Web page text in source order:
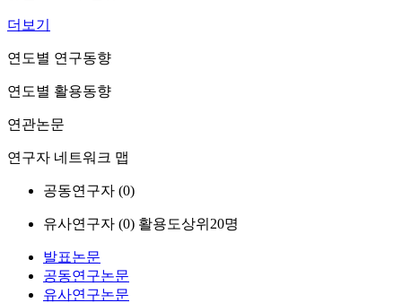
더보기
연도별 연구동향
연도별 활용동향
연관논문
연구자 네트워크 맵
공동연구자 (0)
유사연구자 (0) 활용도상위20명
발표논문
공동연구논문
유사연구논문